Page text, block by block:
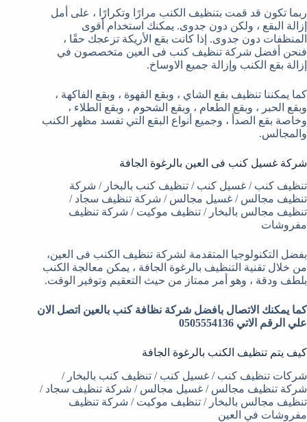
ربما تكون قد قمت بتنظيف الكنب مرارًا وتكرارًا ، على أمل
إزالة البقع ، ولكن دون جدوى. يمكنك استخدام أقوى
المنظفات دون جدوى. إذا كانت بقع الأريكة تزعجك حقًا ،
فنحن أفضل شركة تنظيف كنب فى العين متخصصون في
إزالة بقع الكنب وإزالة جميع الاوساخ.
كما يمكننا تنظيف بقع الشاي ، وبقع القهوة ، وبقع الفاكهة ،
وبقع الحبر ، وبقع الطعام ، وبقع الشحوم ، وبقع الطلاء ،
وخاصة بقع الصدأ ، وجميع أنواع البقع التي تفسد مظهر الكنب
والمجالس.
شركة غسيل كنب فى العين بالرغوة الجافة
تنظيف كنب / غسيل كنب / تنظيف كنب بالبخار / شركة
تنظيف مجالس / غسيل مجالس / شركة تنظيف سجاد /
تنظيف مجالس بالبخار / تنظيف موكيت / شركة تنظيف
مفروشات
بفضل التكنولوجيا المتقدمة لشركة تنظيف الكنب فى العين،
من خلال تقنية التنظيف بالرغوة الجافة ، يمكن معالجة الكنب
بلطف ودقة ، وهو أمر ممتاز من حيث التعقيم وتوفير الوقت.
كما يمكنك الاتصال بافضل شركة نظافة كنب بالعين اتصل الان
علي الرقم الاتي 0505554136
كيف يتم تنظيف الكنب بالرغوة الجافة
شركات تنظيف كنب / غسيل كنب / تنظيف كنب بالبخار /
شركة تنظيف مجالس / غسيل مجالس / شركة تنظيف سجاد /
تنظيف مجالس بالبخار / تنظيف موكيت / شركة تنظيف
مفروشات في العين